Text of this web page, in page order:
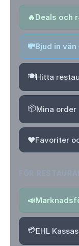
🔥Deals och
💸Bjud in vän
🍽️Hitta
📦Mina order
❤️Favoriter
📣
💳EHL